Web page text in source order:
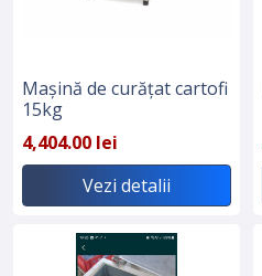
Mașină de curățat cartofi
15kg
4,404.00 lei
Vezi detalii